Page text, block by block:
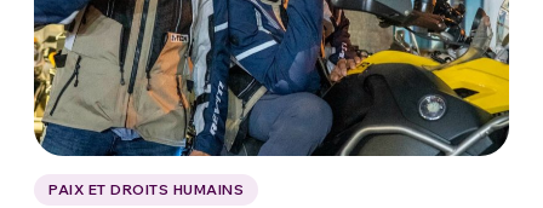
PAIX ET DROITS HUMAINS